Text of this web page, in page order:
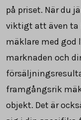
på priset. När du
viktigt att även ta
mäklare med
marknaden och
framgångsrik
objekt. Det är